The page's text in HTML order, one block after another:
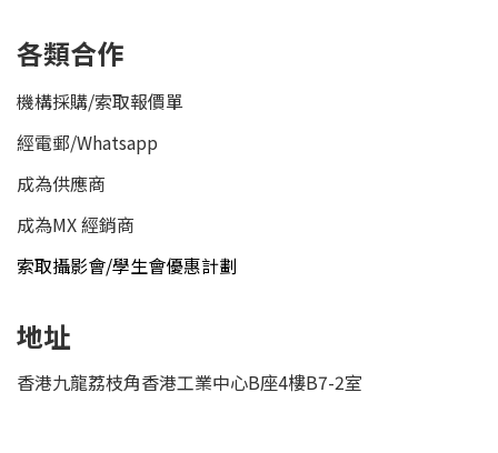
各類合作
機構採購/索取報價單
經電郵/Whatsapp
成為供應商
成為MX 經銷商
索取攝影會/學生會優惠計劃
地址
香港九龍荔枝角香港工業中心B座4樓B7-2室